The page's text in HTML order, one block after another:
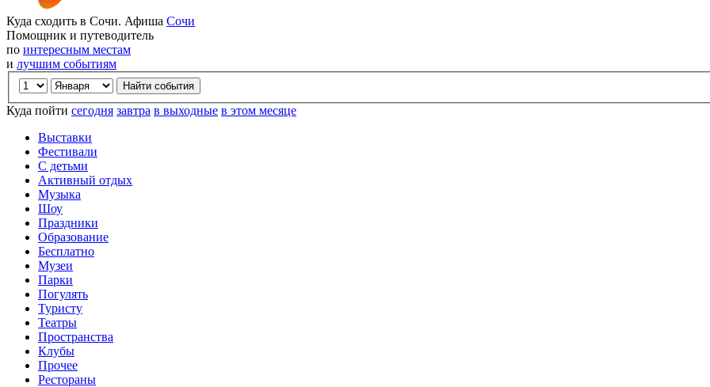
Куда сходить в Сочи. Афиша Сочи
Помощник и путеводитель
по интересным местам
и лучшим событиям
Куда пойти сегодня завтра в выходные в этом месяце
Выставки
Фестивали
С детьми
Активный отдых
Музыка
Шоу
Праздники
Образование
Бесплатно
Музеи
Парки
Погулять
Туристу
Театры
Пространства
Клубы
Прочее
Рестораны